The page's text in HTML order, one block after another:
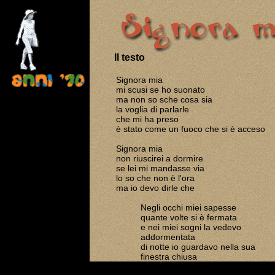
Il testo
Signora mia
mi scusi se ho suonato
ma non so sche cosa sia
la voglia di parlarle
che mi ha preso
è stato come un fuoco che si è acceso
Signora mia
non riuscirei a dormire
se lei mi mandasse via
lo so che non è l'ora
ma io devo dirle che
Negli occhi miei sapesse
quante volte si è fermata
e nei miei sogni la vedevo
addormentata
di notte io guardavo nella sua
finestra chiusa